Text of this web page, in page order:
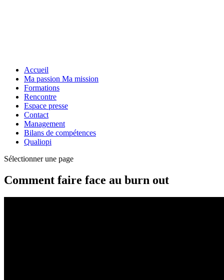
Accueil
Ma passion Ma mission
Formations
Rencontre
Espace presse
Contact
Management
Bilans de compétences
Qualiopi
Sélectionner une page
Comment faire face au burn out